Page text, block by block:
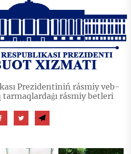
Prezidentiniń rásmiy veb-
tarmaqlardaǵı rásmiy betleri